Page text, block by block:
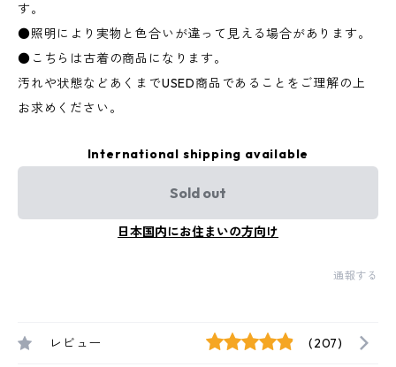
す。
●照明により実物と色合いが違って見える場合があります。
●こちらは古着の商品になります。
汚れや状態などあくまでUSED商品であることをご理解の上
お求めください。
International shipping available
Sold out
日本国内にお住まいの方向け
通報する
レビュー (207)